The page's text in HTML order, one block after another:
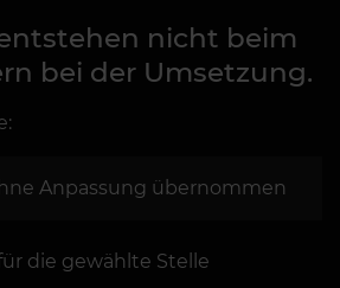
nicht beim
bei der Umsetzung.
Anpassung übernommen
die gewählte Stelle